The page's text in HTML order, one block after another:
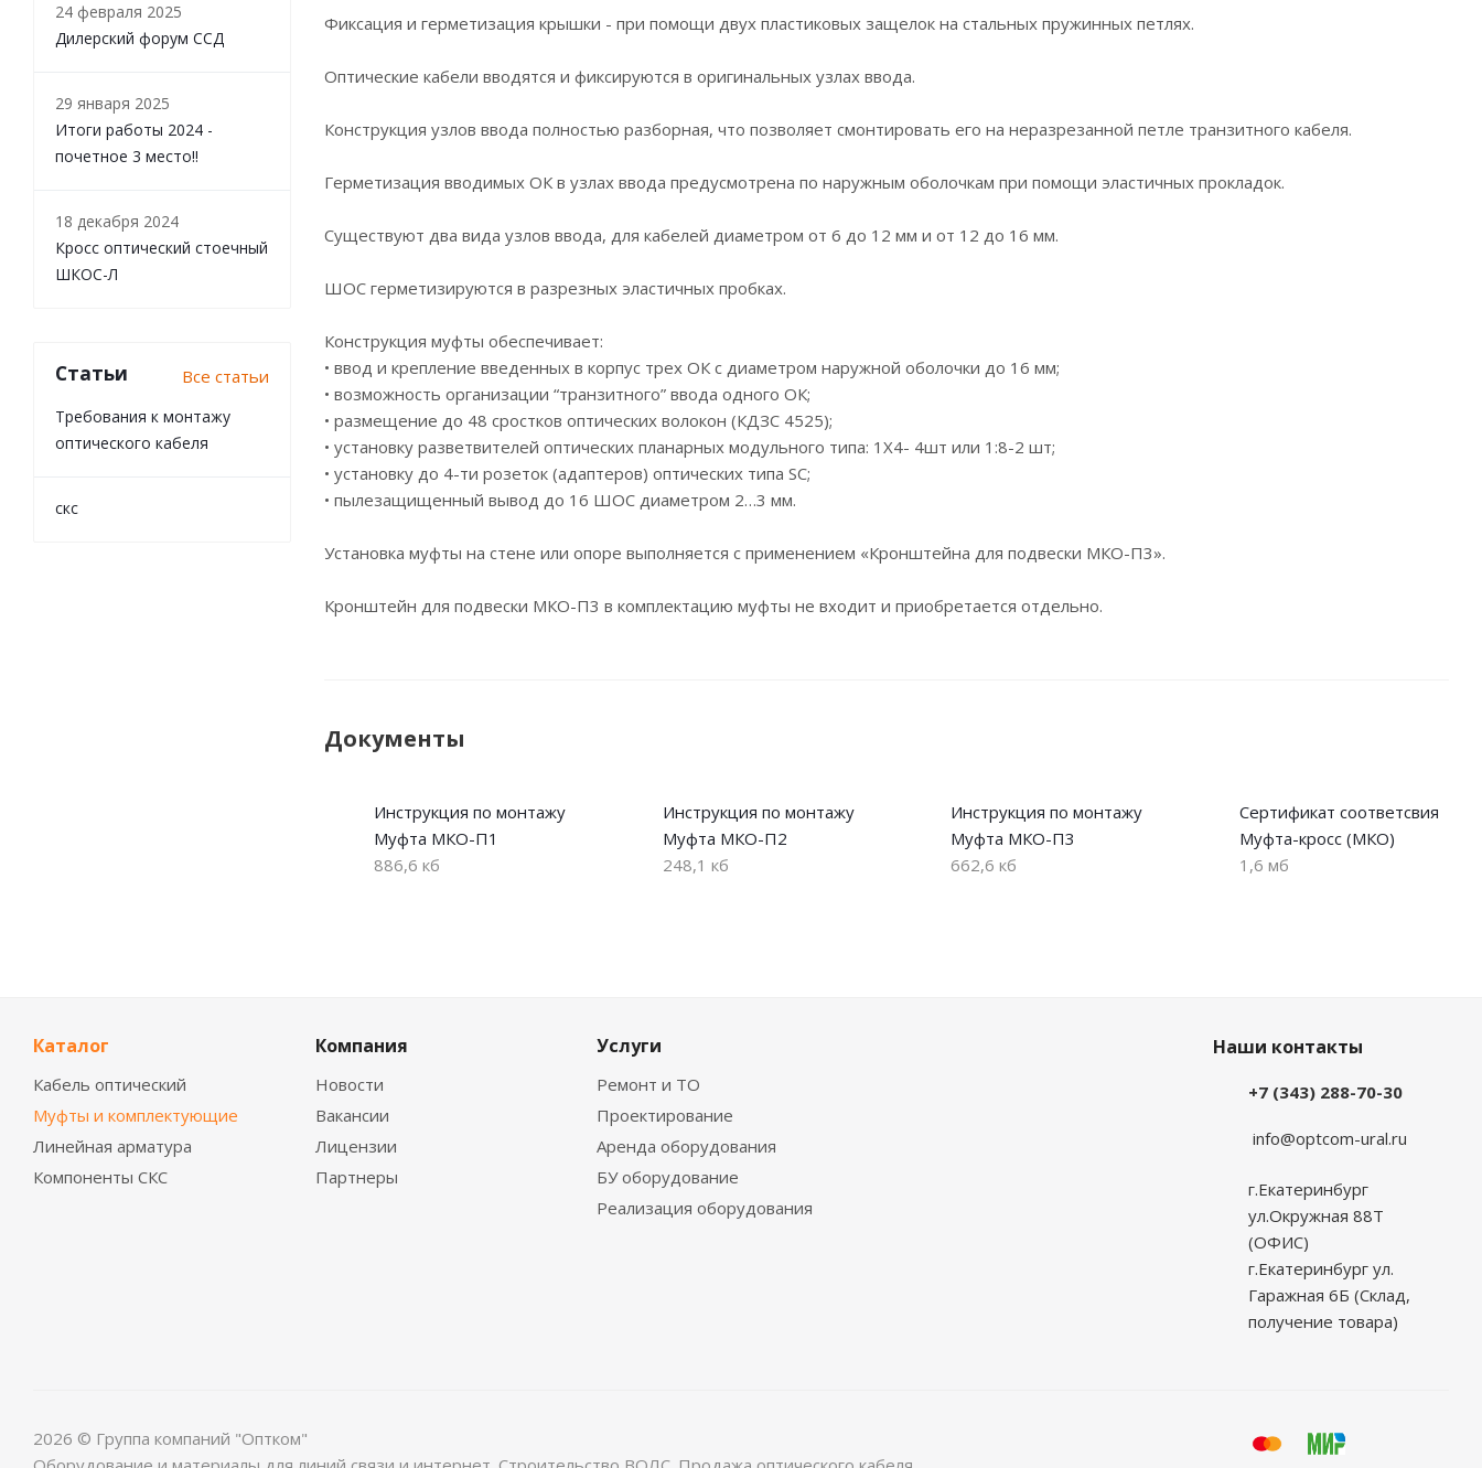
Фиксация и герметизация крышки - при помощи двух пластиковых защелок на стальных пружинных петлях.
Оптические кабели вводятся и фиксируются в оригинальных узлах ввода.
Конструкция узлов ввода полностью разборная, что позволяет смонтировать его на неразрезанной петле транзитного кабеля.
Герметизация вводимых ОК в узлах ввода предусмотрена по наружным оболочкам при помощи эластичных прокладок.
Существуют два вида узлов ввода, для кабелей диаметром от 6 до 12 мм и от 12 до 16 мм.
ШОС герметизируются в разрезных эластичных пробках.
Конструкция муфты обеспечивает:
• ввод и крепление введенных в корпус трех ОК с диаметром наружной оболочки до 16 мм;
• возможность организации “транзитного” ввода одного ОК;
• размещение до 48 сростков оптических волокон (КДЗС 4525);
• установку разветвителей оптических планарных модульного типа: 1Х4- 4шт или 1:8-2 шт;
• установку до 4-ти розеток (адаптеров) оптических типа SC;
• пылезащищенный вывод до 16 ШОС диаметром 2…3 мм.
Установка муфты на стене или опоре выполняется с применением «Кронштейна для подвески МКО-П3».
Кронштейн для подвески МКО-П3 в комплектацию муфты не входит и приобретается отдельно.
Документы
Инструкция по монтажу
Муфта МКО-П1
886,6 кб
Инструкция по монтажу
Муфта МКО-П2
248,1 кб
Инструкция по монтажу
Муфта МКО-П3
662,6 кб
Сертификат соответсвия
Муфта-кросс (МКО)
1,6 мб
24 февраля 2025
Дилерский форум ССД
29 января 2025
Итоги работы 2024 -
почетное 3 место!!
18 декабря 2024
Кросс оптический стоечный
ШКОС-Л
Статьи Все статьи
Требования к монтажу
оптического кабеля
скс
Каталог
Кабель оптический
Муфты и комплектующие
Линейная арматура
Компоненты СКС
Компания
Новости
Вакансии
Лицензии
Партнеры
Услуги
Ремонт и ТО
Проектирование
Аренда оборудования
БУ оборудование
Реализация оборудования
Наши контакты
+7 (343) 288-70-30
info@optcom-ural.ru
г.Екатеринбург
ул.Окружная 88Т
(ОФИС)
г.Екатеринбург ул.
Гаражная 6Б (Склад,
получение товара)
2026 © Группа компаний "Оптком"